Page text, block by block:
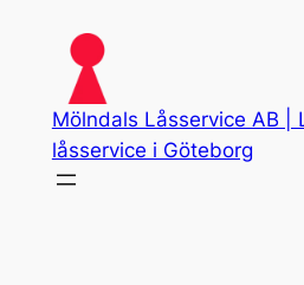
content
Mölndals Låsservice AB |
låsservice i Göteborg